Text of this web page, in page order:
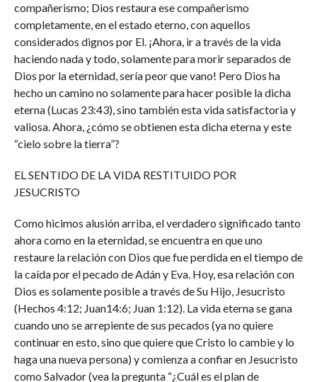
compañerismo; Dios restaura ese compañerismo
completamente, en el estado eterno, con aquellos
considerados dignos por El. ¡Ahora, ir a través de la vida
haciendo nada y todo, solamente para morir separados de
Dios por la eternidad, sería peor que vano! Pero Dios ha
hecho un camino no solamente para hacer posible la dicha
eterna (Lucas 23:43), sino también esta vida satisfactoria y
valiosa. Ahora, ¿cómo se obtienen esta dicha eterna y este
“cielo sobre la tierra”?
EL SENTIDO DE LA VIDA RESTITUIDO POR
JESUCRISTO
Como hicimos alusión arriba, el verdadero significado tanto
ahora como en la eternidad, se encuentra en que uno
restaure la relación con Dios que fue perdida en el tiempo de
la caída por el pecado de Adán y Eva. Hoy, esa relación con
Dios es solamente posible a través de Su Hijo, Jesucristo
(Hechos 4:12; Juan14:6; Juan 1:12). La vida eterna se gana
cuando uno se arrepiente de sus pecados (ya no quiere
continuar en esto, sino que quiere que Cristo lo cambie y lo
haga una nueva persona) y comienza a confiar en Jesucristo
como Salvador (vea la pregunta “¿Cuál es el plan de